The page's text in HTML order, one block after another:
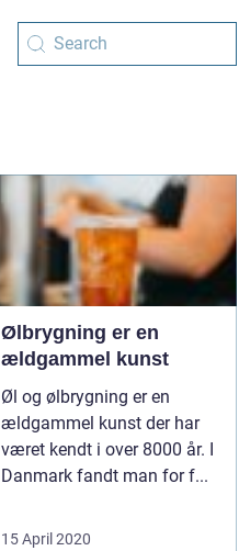
Ølbrygning er en
ældgammel kunst
Øl og ølbrygning er en
ældgammel kunst der har
været kendt i over 8000 år. I
Danmark fandt man for f...
15 April 2020